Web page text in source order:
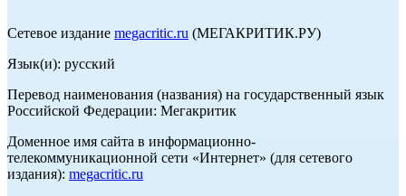
Сетевое издание megacritic.ru (МЕГАКРИТИК.РУ)
Язык(и): русский
Перевод наименования (названия) на государственный язык
Российской Федерации: Мегакритик
Доменное имя сайта в информационно-
телекоммуникационной сети «Интернет» (для сетевого
издания): megacritic.ru